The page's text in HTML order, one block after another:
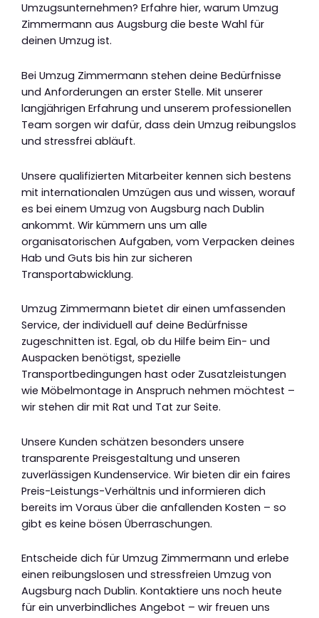
Umzugsunternehmen? Erfahre hier, warum Umzug
Zimmermann aus Augsburg die beste Wahl für
deinen Umzug ist.
Bei Umzug Zimmermann stehen deine Bedürfnisse
und Anforderungen an erster Stelle. Mit unserer
langjährigen Erfahrung und unserem professionellen
Team sorgen wir dafür, dass dein Umzug reibungslos
und stressfrei abläuft.
Unsere qualifizierten Mitarbeiter kennen sich bestens
mit internationalen Umzügen aus und wissen, worauf
es bei einem Umzug von Augsburg nach Dublin
ankommt. Wir kümmern uns um alle
organisatorischen Aufgaben, vom Verpacken deines
Hab und Guts bis hin zur sicheren
Transportabwicklung.
Umzug Zimmermann bietet dir einen umfassenden
Service, der individuell auf deine Bedürfnisse
zugeschnitten ist. Egal, ob du Hilfe beim Ein- und
Auspacken benötigst, spezielle
Transportbedingungen hast oder Zusatzleistungen
wie Möbelmontage in Anspruch nehmen möchtest –
wir stehen dir mit Rat und Tat zur Seite.
Unsere Kunden schätzen besonders unsere
transparente Preisgestaltung und unseren
zuverlässigen Kundenservice. Wir bieten dir ein faires
Preis-Leistungs-Verhältnis und informieren dich
bereits im Voraus über die anfallenden Kosten – so
gibt es keine bösen Überraschungen.
Entscheide dich für Umzug Zimmermann und erlebe
einen reibungslosen und stressfreien Umzug von
Augsburg nach Dublin. Kontaktiere uns noch heute
für ein unverbindliches Angebot – wir freuen uns